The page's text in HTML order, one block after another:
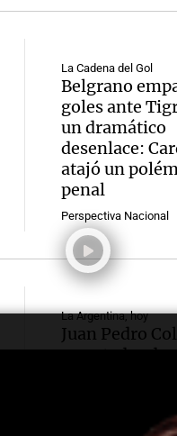
La Cadena del Gol
Belgrano
goles ante
un dramático
desenlace:
atajó un
penal
Perspectiva Nacional
La Argentina, hoy
Juan Pedro
rematador de
reemplazan el